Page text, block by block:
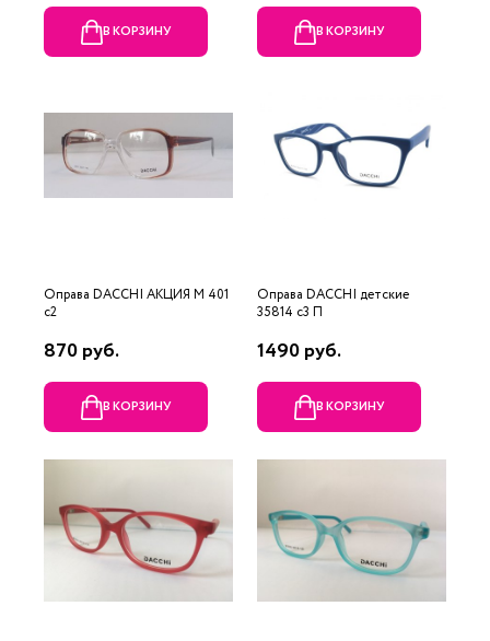
В КОРЗИНУ В КОРЗИНУ
Оправа DACCHI АКЦИЯ М 401
c2
870 руб.
В КОРЗИНУ
Оправа DACCHI детские
35814 c3 П
1490 руб.
В КОРЗИНУ